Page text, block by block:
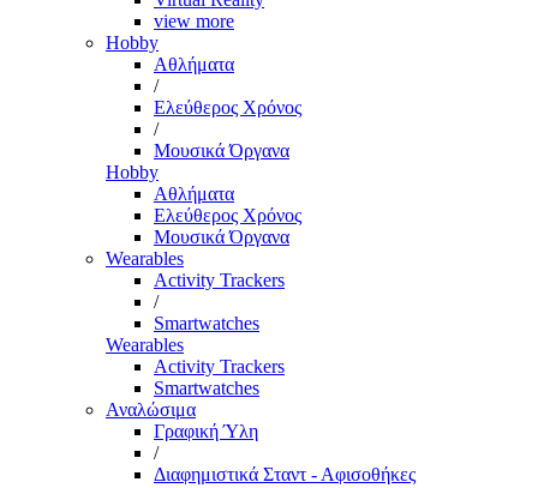
view more
Hobby
Αθλήματα
/
Ελεύθερος Χρόνος
/
Μουσικά Όργανα
Hobby
Αθλήματα
Ελεύθερος Χρόνος
Μουσικά Όργανα
Wearables
Activity Trackers
/
Smartwatches
Wearables
Activity Trackers
Smartwatches
Αναλώσιμα
Γραφική Ύλη
/
Διαφημιστικά Σταντ - Αφισοθήκες